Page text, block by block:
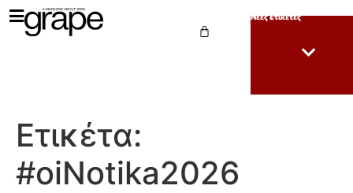
Νέες Ετικέτες
Ετικέτα:
#oiNotika2026